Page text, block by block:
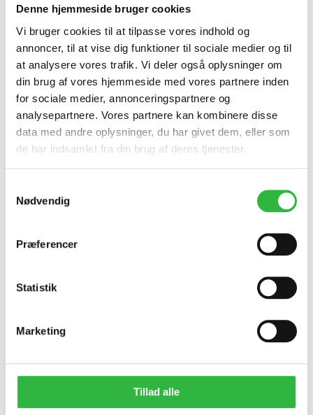
Denne hjemmeside bruger cookies
Vi bruger cookies til at tilpasse vores indhold og
annoncer, til at vise dig funktioner til sociale medier og til
at analysere vores trafik. Vi deler også oplysninger om
din brug af vores hjemmeside med vores partnere inden
for sociale medier, annonceringspartnere og
analysepartnere. Vores partnere kan kombinere disse
data med andre oplysninger, du har givet dem, eller som
de har indsamlet fra din brug af deres tjenester.
Nødvendig
Præferencer
Statistik
Marketing
Tillad alle
forespørgsel.
Mål:
140×140×1060 mm